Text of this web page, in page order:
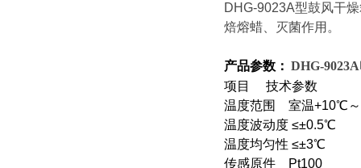
DHG-9023A型鼓风干
焙熔蜡、灭菌作用。
产品参数： DHG-9023A
项目 技术参数
温度范围 室温+10℃
温度波动度 ≤±0.5℃
温度均匀性 ≤±3℃
传感原件 Pt100